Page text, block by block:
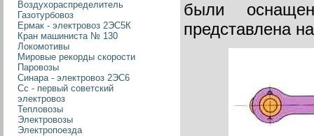
были
представлена
Воздухораспределитель
Газотурбовоз
Ермак - электровоз 2ЭС5К
Кран машиниста № 130
Локомотивы
Мировые рекорды скорости
Паровозы
Синара - электровоз 2ЭС6
Сс - первый советский
электровоз
Тепловозы
Электровозы
Электропоезда